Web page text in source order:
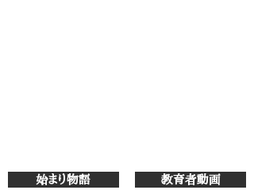
始まり物語 教育者動画